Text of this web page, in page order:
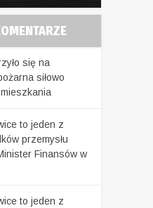
się na
siłowo
to jeden z
przemysłu
Finansów w
to jeden z